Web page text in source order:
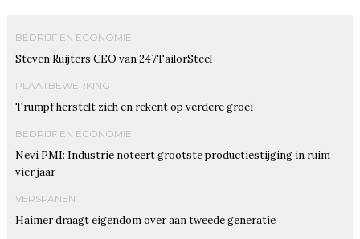
BEDRIJF EN ECONOMIE
Steven Ruijters CEO van 247TailorSteel
PLAATBEWERKING
Trumpf herstelt zich en rekent op verdere groei
BEDRIJF EN ECONOMIE
Nevi PMI: Industrie noteert grootste productiestijging in ruim
vier jaar
VERSPANEN
Haimer draagt eigendom over aan tweede generatie